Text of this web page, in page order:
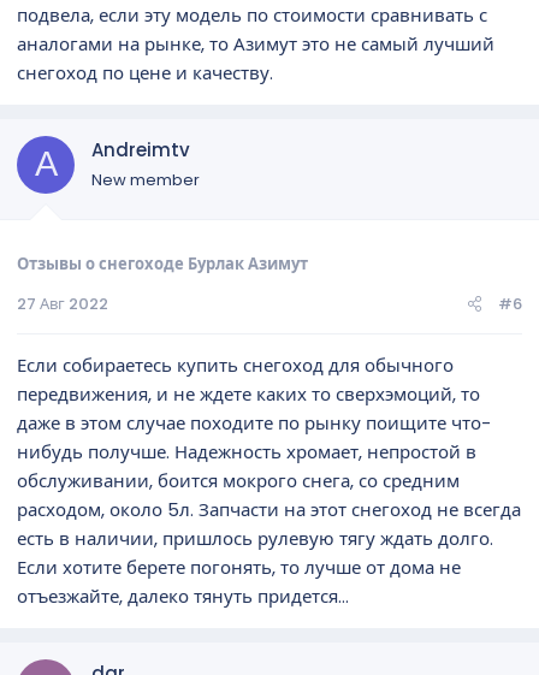
подвела, если эту модель по стоимости сравнивать с
аналогами на рынке, то Азимут это не самый лучший
снегоход по цене и качеству.
A Andreimtv
New member
Отзывы о снегоходе Бурлак Азимут
27 Авг 2022
#6
Если собираетесь купить снегоход для обычного
передвижения, и не ждете каких то сверхэмоций, то
даже в этом случае походите по рынку поищите что-
нибудь получше. Надежность хромает, непростой в
обслуживании, боится мокрого снега, со средним
расходом, около 5л. Запчасти на этот снегоход не всегда
есть в наличии, пришлось рулевую тягу ждать долго.
Если хотите берете погонять, то лучше от дома не
отъезжайте, далеко тянуть придется...